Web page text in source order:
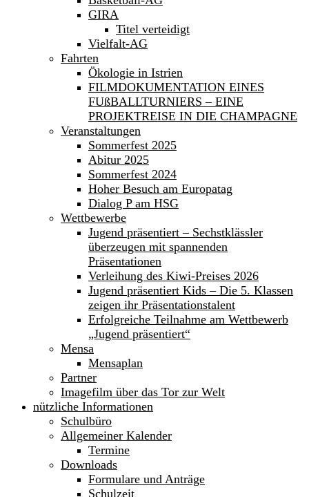
GIRA
Titel verteidigt
Vielfalt-AG
Fahrten
Ökologie in Istrien
FILMDOKUMENTATION EINES
FUßBALLTURNIERS – EINE
PROJEKTREISE IN DIE CHAMPAGNE
Veranstaltungen
Sommerfest 2025
Abitur 2025
Sommerfest 2024
Hoher Besuch am Europatag
Dialog P am HSG
Wettbewerbe
Jugend präsentiert – Sechstklässler
überzeugen mit spannenden
Präsentationen
Verleihung des Kiwi-Preises 2026
Jugend präsentiert Kids – Die 5. Klassen
zeigen ihr Präsentationstalent
Erfolgreiche Teilnahme am Wettbewerb
„Jugend präsentiert“
Mensa
Mensaplan
Partner
Imagefilm über das Tor zur Welt
nützliche Informationen
Schulbüro
Allgemeiner Kalender
Termine
Downloads
Formulare und Anträge
Schulzeit